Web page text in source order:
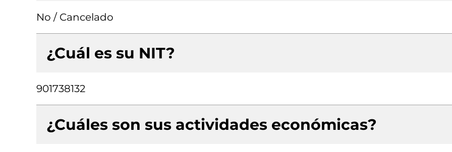
No / Cancelado
¿Cuál es su NIT?
901738132
¿Cuáles son sus actividades económicas?